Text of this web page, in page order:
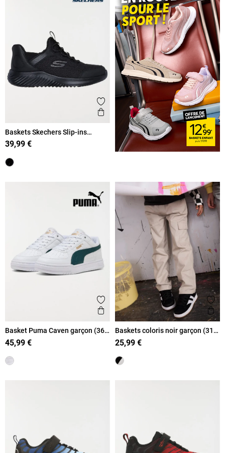
Ajouter aux favoris
Aperçu rapide
Baskets Skechers Slip-ins
garçon (31-36)
39,99 €
Ajouter aux favoris
Aperçu rapide
Basket Puma Caven garçon (36-
39)
45,99 €
Baskets coloris noir garçon (31-
39)
25,99 €